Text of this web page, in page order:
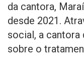
da cantora,
desde 2021.
social, a cantora
sobre o